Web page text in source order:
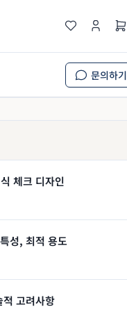
문의하기
체크 디자인
성, 최적 용도
고려사항